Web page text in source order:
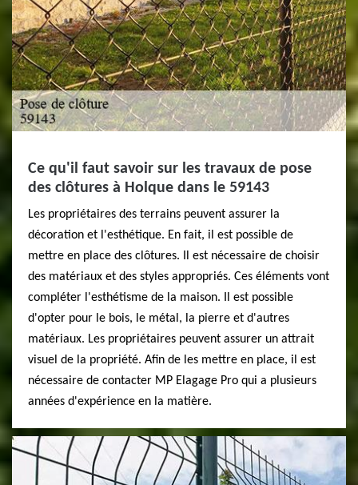
Ce qu'il faut savoir sur les travaux de pose
des clôtures à Holque dans le 59143
Les propriétaires des terrains peuvent assurer la
décoration et l'esthétique. En fait, il est possible de
mettre en place des clôtures. Il est nécessaire de choisir
des matériaux et des styles appropriés. Ces éléments vont
compléter l'esthétisme de la maison. Il est possible
d'opter pour le bois, le métal, la pierre et d'autres
matériaux. Les propriétaires peuvent assurer un attrait
visuel de la propriété. Afin de les mettre en place, il est
nécessaire de contacter MP Elagage Pro qui a plusieurs
années d'expérience en la matière.